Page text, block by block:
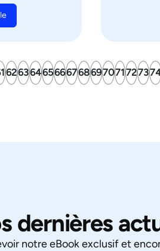
626364656667686970717273
dernières
notre eBook exclusif et